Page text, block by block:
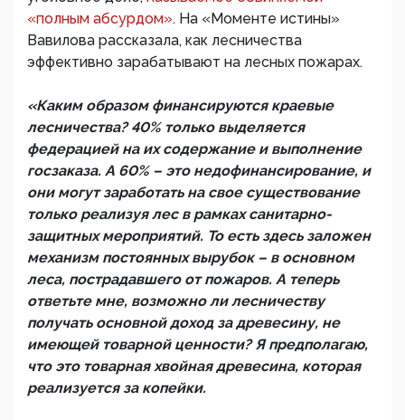
«полным абсурдом». На «Моменте истины»
Вавилова рассказала, как лесничества
эффективно зарабатывают на лесных пожарах.
«Каким образом финансируются краевые
лесничества? 40% только выделяется
федерацией на их содержание и выполнение
госзаказа. А 60% – это недофинансирование, и
они могут заработать на свое существование
только реализуя лес в рамках санитарно-
защитных мероприятий. То есть здесь заложен
механизм постоянных вырубок – в основном
леса, пострадавшего от пожаров. А теперь
ответьте мне, возможно ли лесничеству
получать основной доход за древесину, не
имеющей товарной ценности? Я предполагаю,
что это товарная хвойная древесина, которая
реализуется за копейки.